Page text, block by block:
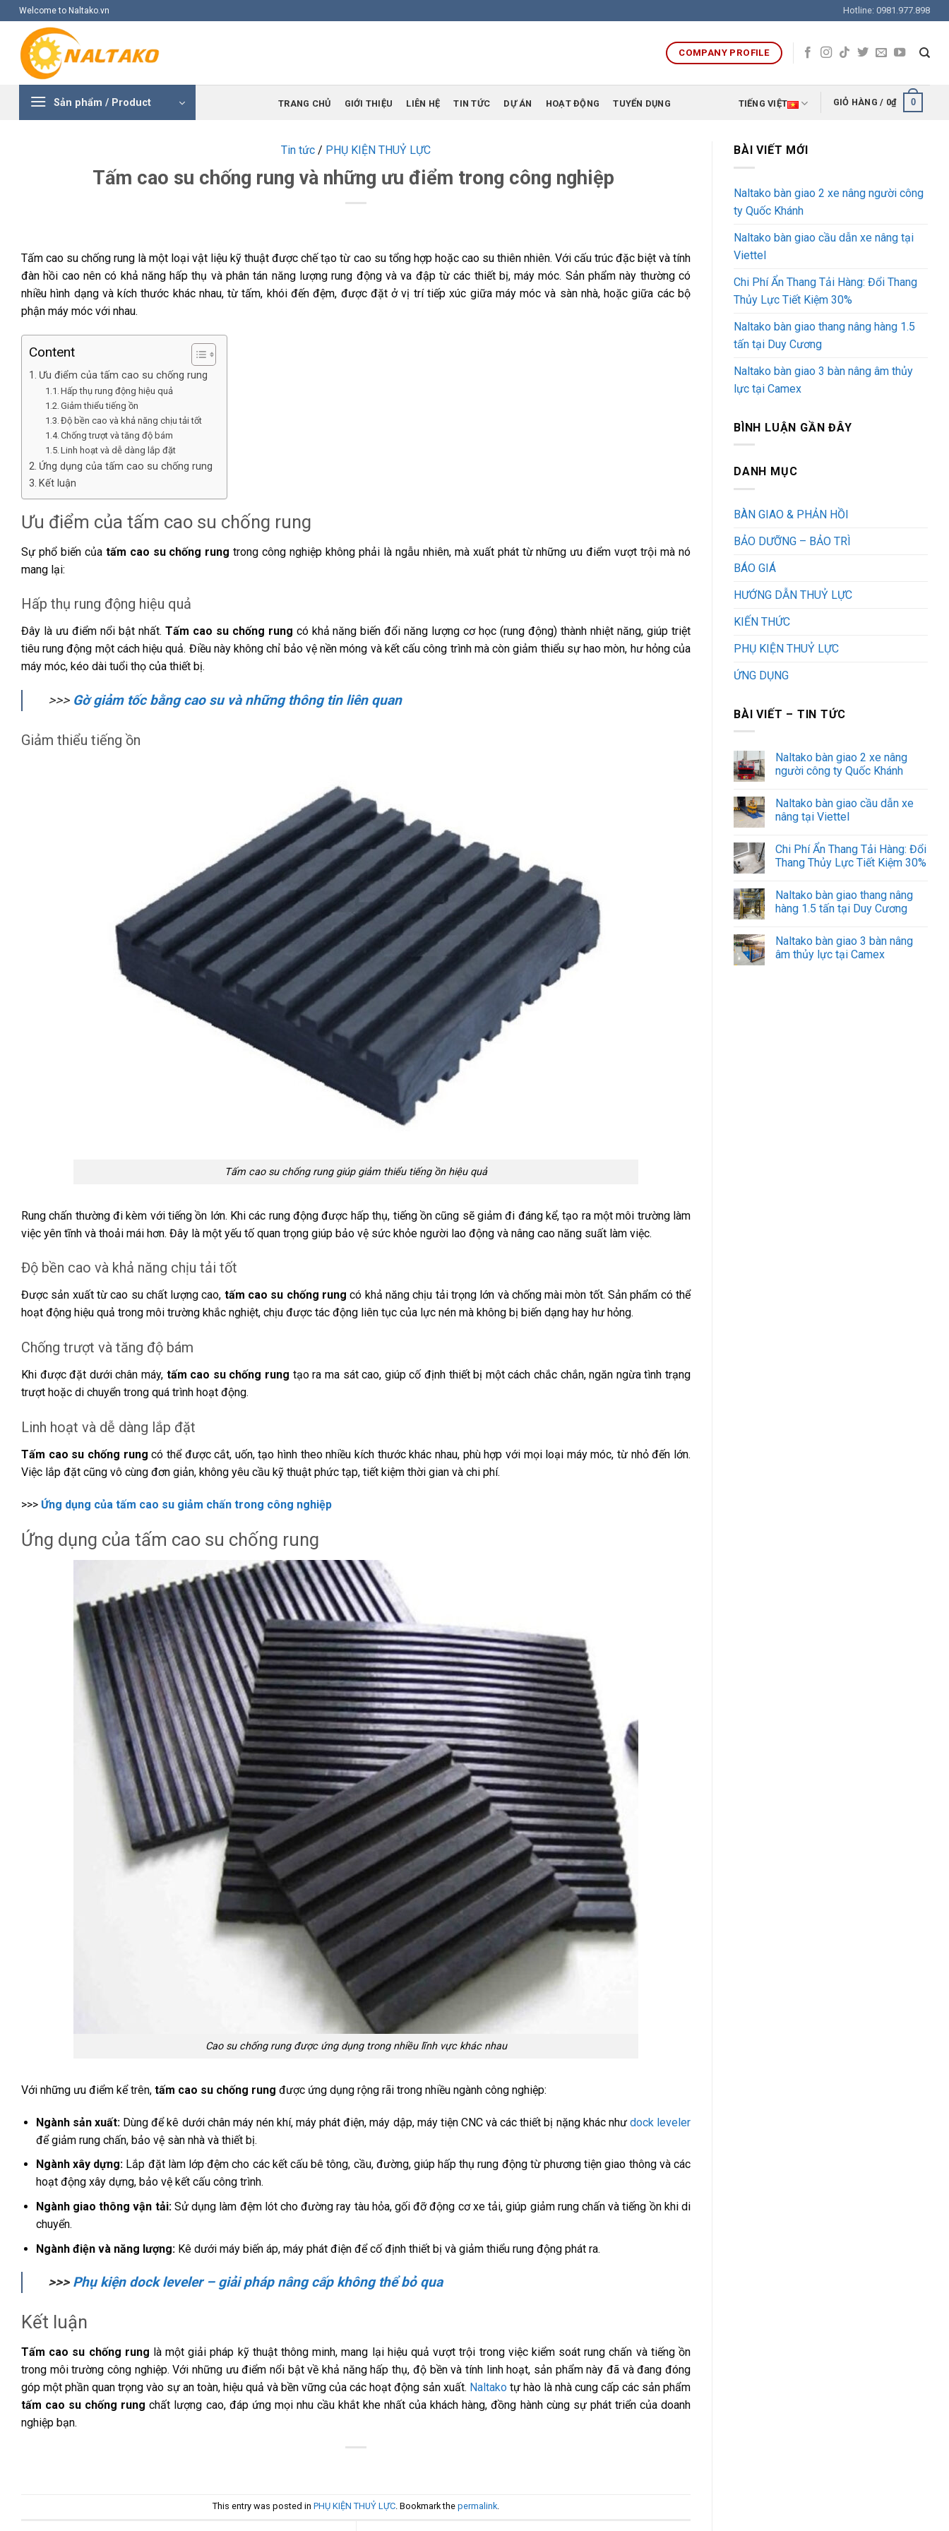
Skip
to
content
Welcome to Naltako.vn Hotline: 0981.977.898
COMPANY PROFILE
Sản phẩm / Product TRANG CHỦ GIỚI THIỆU LIÊN HỆ TIN TỨC DỰ ÁN HOẠT ĐỘNG TUYỂN DỤNG TIẾNG VIỆT GIỎ HÀNG / 0₫ 0
Tin tức / PHỤ KIỆN THUỶ LỰC
Tấm cao su chống rung và những ưu điểm trong công nghiệp
Tấm cao su chống rung là một loại vật liệu kỹ thuật được chế tạo từ cao su tổng hợp hoặc cao su thiên nhiên. Với cấu trúc đặc biệt và tính
đàn hồi cao nên có khả năng hấp thụ và phân tán năng lượng rung động và va đập từ các thiết bị, máy móc. Sản phẩm này thường có
nhiều hình dạng và kích thước khác nhau, từ tấm, khói đến đệm, được đặt ở vị trí tiếp xúc giữa máy móc và sàn nhà, hoặc giữa các bộ
phận máy móc với nhau.
Content
Ưu điểm của tấm cao su chống rung
Hấp thụ rung động hiệu quả
Giảm thiểu tiếng ồn
Độ bền cao và khả năng chịu tải tốt
Chống trượt và tăng độ bám
Linh hoạt và dễ dàng lắp đặt
Ứng dụng của tấm cao su chống rung
Kết luận
Ưu điểm của tấm cao su chống rung
Sự phổ biến của tấm cao su chống rung trong công nghiệp không phải là ngẫu nhiên, mà xuất phát từ những ưu điểm vượt trội mà nó
mang lại:
Hấp thụ rung động hiệu quả
Đây là ưu điểm nổi bật nhất. Tấm cao su chống rung có khả năng biến đổi năng lượng cơ học (rung động) thành nhiệt năng, giúp triệt
tiêu rung động một cách hiệu quả. Điều này không chỉ bảo vệ nền móng và kết cấu công trình mà còn giảm thiểu sự hao mòn, hư hỏng của
máy móc, kéo dài tuổi thọ của thiết bị.
>>> Gờ giảm tốc bằng cao su và những thông tin liên quan
Giảm thiểu tiếng ồn
Tấm cao su chống rung giúp giảm thiểu tiếng ồn hiệu quả
Rung chấn thường đi kèm với tiếng ồn lớn. Khi các rung động được hấp thụ, tiếng ồn cũng sẽ giảm đi đáng kể, tạo ra một môi trường làm
việc yên tĩnh và thoải mái hơn. Đây là một yếu tố quan trọng giúp bảo vệ sức khỏe người lao động và nâng cao năng suất làm việc.
Độ bền cao và khả năng chịu tải tốt
Được sản xuất từ cao su chất lượng cao, tấm cao su chống rung có khả năng chịu tải trọng lớn và chống mài mòn tốt. Sản phẩm có thể
hoạt động hiệu quả trong môi trường khắc nghiệt, chịu được tác động liên tục của lực nén mà không bị biến dạng hay hư hỏng.
Chống trượt và tăng độ bám
Khi được đặt dưới chân máy, tấm cao su chống rung tạo ra ma sát cao, giúp cố định thiết bị một cách chắc chắn, ngăn ngừa tình trạng
trượt hoặc di chuyển trong quá trình hoạt động.
Linh hoạt và dễ dàng lắp đặt
Tấm cao su chống rung có thể được cắt, uốn, tạo hình theo nhiều kích thước khác nhau, phù hợp với mọi loại máy móc, từ nhỏ đến lớn.
Việc lắp đặt cũng vô cùng đơn giản, không yêu cầu kỹ thuật phức tạp, tiết kiệm thời gian và chi phí.
>>> Ứng dụng của tấm cao su giảm chấn trong công nghiệp
Ứng dụng của tấm cao su chống rung
Cao su chống rung được ứng dụng trong nhiều lĩnh vực khác nhau
Với những ưu điểm kể trên, tấm cao su chống rung được ứng dụng rộng rãi trong nhiều ngành công nghiệp:
Ngành sản xuất: Dùng để kê dưới chân máy nén khí, máy phát điện, máy dập, máy tiện CNC và các thiết bị nặng khác như dock leveler
để giảm rung chấn, bảo vệ sàn nhà và thiết bị.
Ngành xây dựng: Lắp đặt làm lớp đệm cho các kết cấu bê tông, cầu, đường, giúp hấp thụ rung động từ phương tiện giao thông và các
hoạt động xây dựng, bảo vệ kết cấu công trình.
Ngành giao thông vận tải:Sử dụng làm đệm lót cho đường ray tàu hỏa, gối đỡ động cơ xe tải, giúp giảm rung chấn và tiếng ồn khi di
chuyển.
Ngành điện và năng lượng:Kê dưới máy biến áp, máy phát điện để cố định thiết bị và giảm thiểu rung động phát ra.
>>> Phụ kiện dock leveler – giải pháp nâng cấp không thể bỏ qua
Kết luận
Tấm cao su chống rung là một giải pháp kỹ thuật thông minh, mang lại hiệu quả vượt trội trong việc kiểm soát rung chấn và tiếng ồn
trong môi trường công nghiệp. Với những ưu điểm nổi bật về khả năng hấp thụ, độ bền và tính linh hoạt, sản phẩm này đã và đang đóng
góp một phần quan trọng vào sự an toàn, hiệu quả và bền vững của các hoạt động sản xuất. Naltako tự hào là nhà cung cấp các sản phẩm
tấm cao su chống rung chất lượng cao, đáp ứng mọi nhu cầu khắt khe nhất của khách hàng, đồng hành cùng sự phát triển của doanh
nghiệp bạn.
This entry was posted in PHỤ KIỆN THUỶ LỰC. Bookmark the permalink.
BÀI VIẾT MỚI
Naltako bàn giao 2 xe nâng người công
ty Quốc Khánh
Naltako bàn giao cầu dẫn xe nâng tại
Viettel
Chi Phí Ẩn Thang Tải Hàng: Đổi Thang
Thủy Lực Tiết Kiệm 30%
Naltako bàn giao thang nâng hàng 1.5
tấn tại Duy Cương
Naltako bàn giao 3 bàn nâng âm thủy
lực tại Camex
BÌNH LUẬN GẦN ĐÂY
DANH MỤC
BÀN GIAO & PHẢN HỒI
BẢO DƯỠNG – BẢO TRÌ
BÁO GIÁ
HƯỚNG DẪN THUỶ LỰC
KIẾN THỨC
PHỤ KIỆN THUỶ LỰC
ỨNG DỤNG
BÀI VIẾT – TIN TỨC
Naltako bàn giao 2 xe nâng
người công ty Quốc Khánh
Naltako bàn giao cầu dẫn xe
nâng tại Viettel
Chi Phí Ẩn Thang Tải Hàng: Đổi
Thang Thủy Lực Tiết Kiệm 30%
Naltako bàn giao thang nâng
hàng 1.5 tấn tại Duy Cương
Naltako bàn giao 3 bàn nâng
âm thủy lực tại Camex